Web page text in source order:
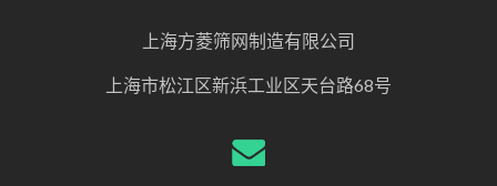
上海方菱筛网制造有限公司
上海市松江区新浜工业区天台路68号